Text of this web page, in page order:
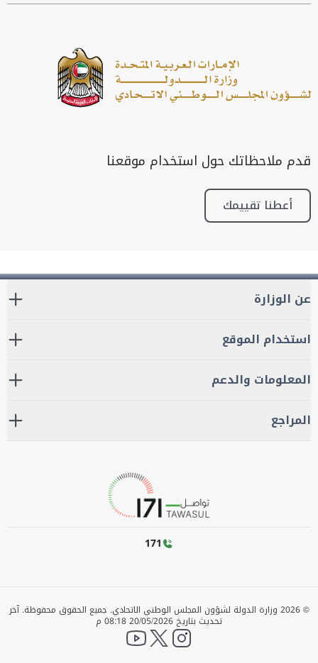
قدم ملاحظاتك حول استخدام موقعنا
أعطنا تقييمك
عن الوزارة
استخدام الموقع
المعلومات والدعم
المراجع
171
©
2026 وزارة الدولة لشؤون المجلس الوطني الاتحادي. جميع الحقوق محفوظة.آخر
تحديث بتاريخ 20/05/2026 08:18 م
instagram
twitter
YouTube